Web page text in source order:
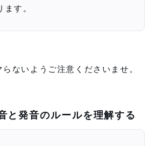
す。
ないようご注意くださいませ。
発音のルールを理解する